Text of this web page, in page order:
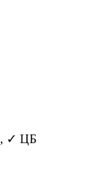
, ✓ ЦБ